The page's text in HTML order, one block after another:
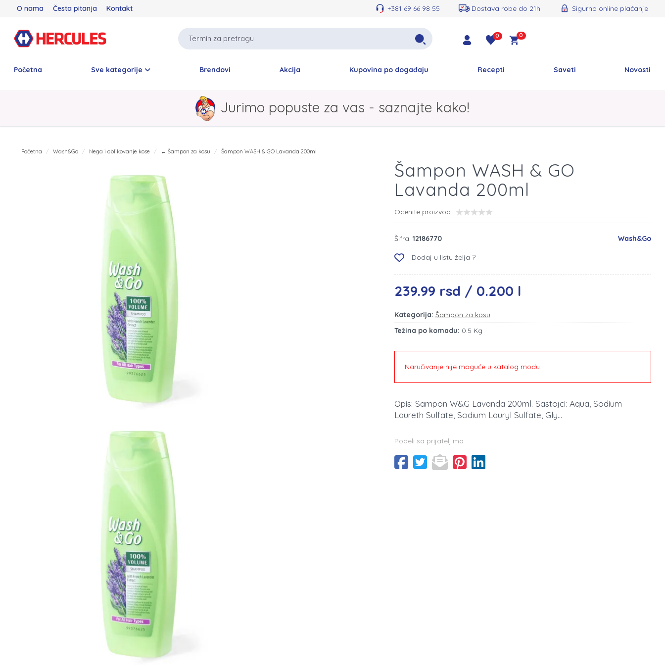
O nama Česta pitanja Kontakt +381 69 66 98 55 Dostava robe do 21h Sigurno online plaćanje
0 0
Početna Sve kategorije Brendovi Akcija Kupovina po događaju Recepti Saveti Novosti
Jurimo popuste za vas - saznajte kako!
Početna Wash&Go Nega i oblikovanje kose ← Šampon za kosu Šampon WASH & GO Lavanda 200ml
Šampon WASH & GO
Lavanda 200ml
Ocenite proizvod
Šifra: 12186770
Dodaj u listu želja ?
Wash&Go
239.99 rsd / 0.200 l
Kategorija: Šampon za kosu
Težina po komadu: 0.5 Kg
Naručivanje nije moguće u katalog modu
Opis: Sampon W&G Lavanda 200ml. Sastojci: Aqua, Sodium
Laureth Sulfate, Sodium Lauryl Sulfate, Gly...
Podeli sa prijateljima